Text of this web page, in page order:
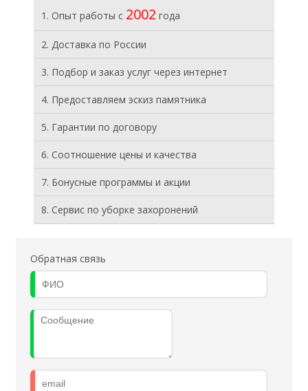
1. Опыт работы с 2002 года
2. Доставка по России
3. Подбор и заказ услуг через интернет
4. Предоставляем эскиз памятника
5. Гарантии по договору
6. Соотношение цены и качества
7. Бонусные программы и акции
8. Cервис по уборке захоронений
Обратная связь